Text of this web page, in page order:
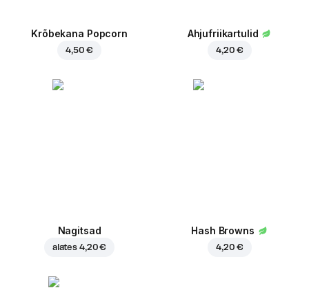
Krõbekana Popcorn
4,50 €
Ahjufriikartulid
4,20 €
Nagitsad
alates 4,20 €
Hash Browns
4,20 €